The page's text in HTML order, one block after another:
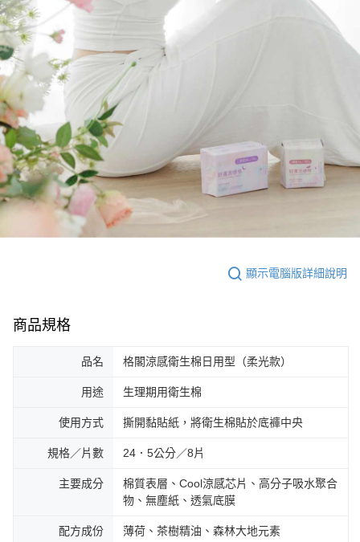
顯示電腦版詳細說明
商品規格
品名 格閣涼感衛生棉日用型（柔光款）
用途 生理期用衛生棉
使用方式 撕開黏貼紙，將衛生棉貼於底褲中央
規格／片數 24．5公分／8片
主要成分
棉質表層、Cool涼感芯片、高分子吸水聚合
物、無塵紙、透氣底膜
配方成份 薄荷、茶樹精油、森林大地元素